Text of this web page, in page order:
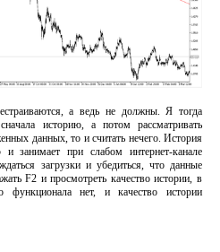
а ведь не должны. Я тогда
историю, а потом рассматривать
данных, то и считать нечего. История
занимает при слабом интернет-канале
загрузки и убедиться, что данные
F2 и просмотреть качество истории, в
нет, и качество истории